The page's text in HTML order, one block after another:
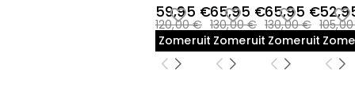
59,95 €
120,00 €
Zomeruitverkoop
65,95 €
130,00 €
Zomeruitverkoop
65,95 €
130,00 €